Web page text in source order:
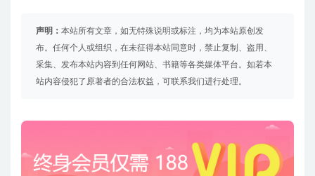
声明： 本站所有文章，如无特殊说明或标注，均为本站原创发
布。任何个人或组织，在未征得本站同意时，禁止复制、盗用、
采集、发布本站内容到任何网站、书籍等各类媒体平台。如若本
站内容侵犯了原著者的合法权益，可联系我们进行处理。